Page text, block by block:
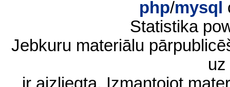
php/mysql
Statistika
Jebkuru materiālu